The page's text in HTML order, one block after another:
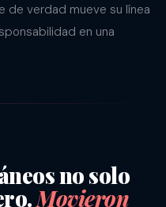
de verdad mueve su línea
en una
no solo
Movieron